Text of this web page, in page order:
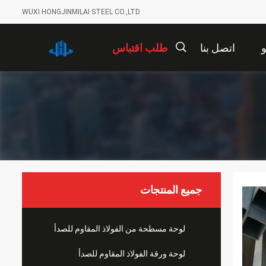
WUXI HONGJINMILAI STEEL CO.,LTD
اتصل بنا طلب اقتباس
جميع المنتجات
لوحة مسطحة من الفولاذ المقاوم للصدأ
لوحة ورقة الفولاذ المقاوم للصدأ